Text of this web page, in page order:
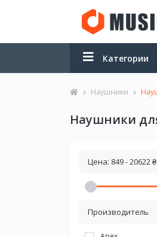
Категории
Наушники
Наушники
Цена: 849-20622₴
Производитель